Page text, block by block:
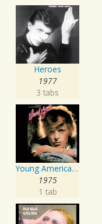
Heroes
1977
3 tabs
Young Americans
1975
1 tab